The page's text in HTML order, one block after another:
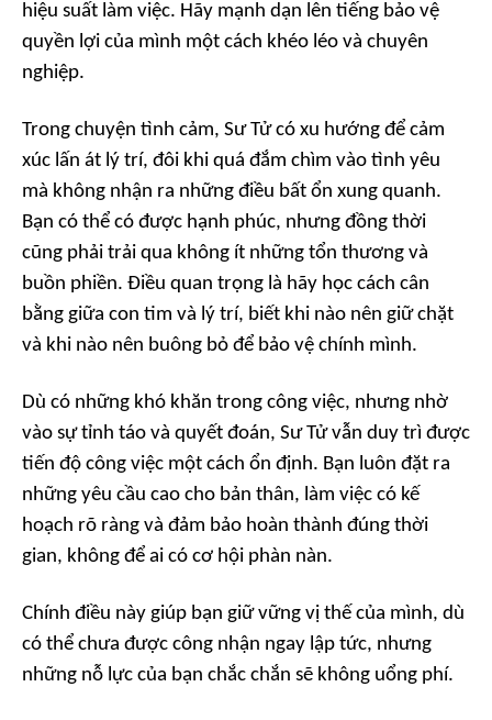
hiệu suất làm việc. Hãy mạnh dạn lên tiếng bảo vệ
quyền lợi của mình một cách khéo léo và chuyên
nghiệp.
Trong chuyện tình cảm, Sư Tử có xu hướng để cảm
xúc lấn át lý trí, đôi khi quá đắm chìm vào tình yêu
mà không nhận ra những điều bất ổn xung quanh.
Bạn có thể có được hạnh phúc, nhưng đồng thời
cũng phải trải qua không ít những tổn thương và
buồn phiền. Điều quan trọng là hãy học cách cân
bằng giữa con tim và lý trí, biết khi nào nên giữ chặt
và khi nào nên buông bỏ để bảo vệ chính mình.
Dù có những khó khăn trong công việc, nhưng nhờ
vào sự tỉnh táo và quyết đoán, Sư Tử vẫn duy trì được
tiến độ công việc một cách ổn định. Bạn luôn đặt ra
những yêu cầu cao cho bản thân, làm việc có kế
hoạch rõ ràng và đảm bảo hoàn thành đúng thời
gian, không để ai có cơ hội phàn nàn.
Chính điều này giúp bạn giữ vững vị thế của mình, dù
có thể chưa được công nhận ngay lập tức, nhưng
những nỗ lực của bạn chắc chắn sẽ không uổng phí.